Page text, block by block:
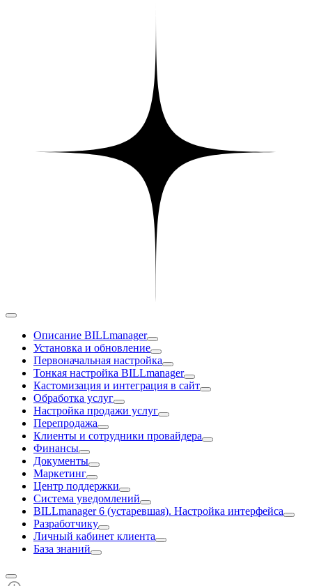
Описание BILLmanager
Установка и обновление
Первоначальная настройка
Тонкая настройка BILLmanager
Кастомизация и интеграция в сайт
Обработка услуг
Настройка продажи услуг
Перепродажа
Клиенты и сотрудники провайдера
Финансы
Документы
Маркетинг
Центр поддержки
Система уведомлений
BILLmanager 6 (устаревшая). Настройка интерфейса
Разработчику
Личный кабинет клиента
База знаний